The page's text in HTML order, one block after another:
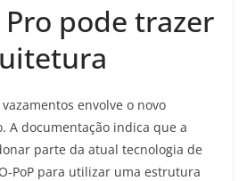
Pro pode trazer
envolve o novo
A documentação indica que a
parte da atual tecnologia de
PoP para utilizar uma estrutura